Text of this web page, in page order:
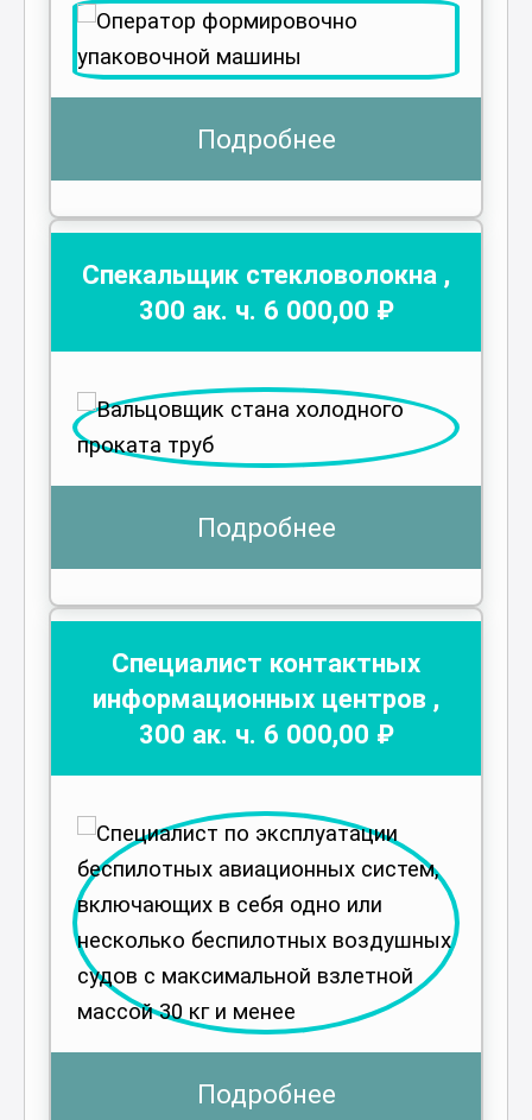
Подробнее
Спекальщик стекловолокна ,
300 ак. ч. 6 000,00 ₽
Подробнее
Специалист контактных
информационных центров ,
300 ак. ч. 6 000,00 ₽
Подробнее